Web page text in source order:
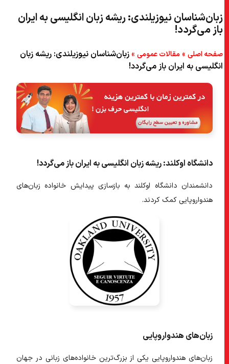
۵) ریشه زبان انگلیسی – فرضیه “Steppe”
زبان‌شناسان نیوزیلندی: ریشه زبان انگلیسی به ایران
باز می‌گردد!
صفحه اصلی»مقالات عمومی»زبان‌شناسان نیوزیلندی: ریشه زبان
انگلیسی به ایران باز می‌گردد!
دانشگاه اوکلند: ریشه زبان انگلیسی به ایران باز می‌گردد!
دانشمندان دانشگاه اوکلند به بازسازی پیدایش خانواده زبان‌های
هندواروپاییکمک کردند.
زبان‌های هندواروپایی
زبان‌های هندواروپایی یکی از بزرگ‌ترین خانواده‌های زبانی در جهان